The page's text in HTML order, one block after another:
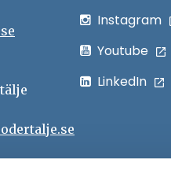
Instagram
Youtube
LinkedIn